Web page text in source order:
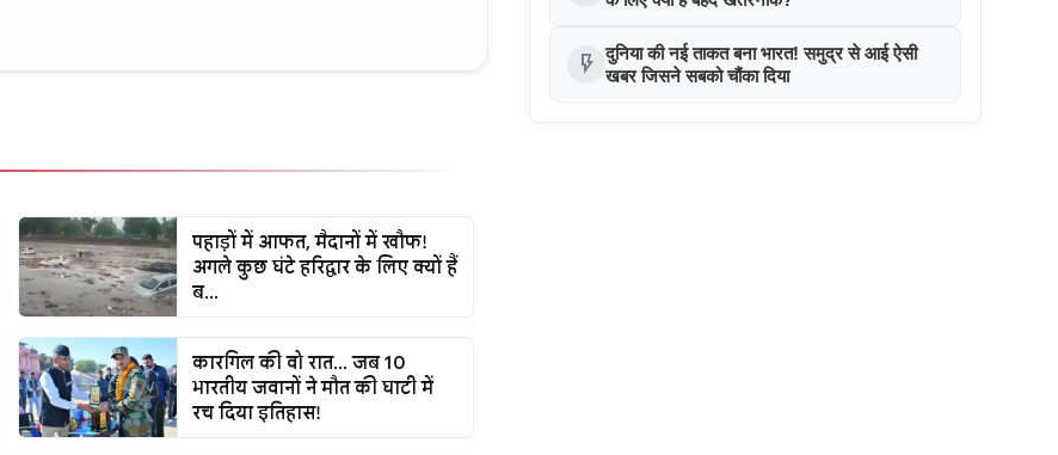
पहाड़ों में आफत, मैदानों में खौफ!
अगले कुछ घंटे हरिद्वार के लिए क्यों हैं
ब...
कारगिल की वो रात... जब 10
भारतीय जवानों ने मौत की घाटी में
रच दिया इतिहास!
flash_on दुनिया की नई ताकत बना भारत! समुद्र से आई ऐसी
खबर जिसने सबको चौंका दिया